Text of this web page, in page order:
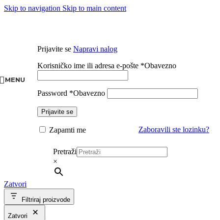
Skip to navigation Skip to main content
MENU
Prijavite se Napravi nalog
Korisničko ime ili adresa e-pošte *Obavezno
Password *Obavezno
Prijavite se
Zaboravili ste lozinku?
Zapamti me
Pretraži
×
Zatvori
Filtriraj proizvode
Zatvori